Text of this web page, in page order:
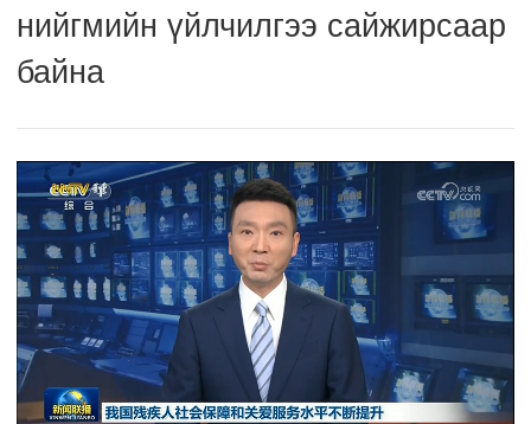
нийгмийн үйлчилгээ сайжирсаар
байна